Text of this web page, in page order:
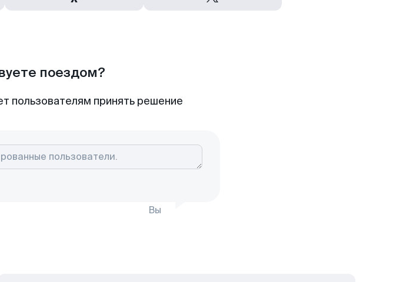
поездом?
пользователям принять решение
Вы